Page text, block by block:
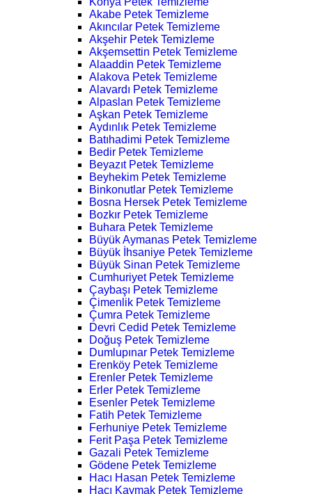
Akabe Petek Temizleme
Akıncılar Petek Temizleme
Akşehir Petek Temizleme
Akşemsettin Petek Temizleme
Alaaddin Petek Temizleme
Alakova Petek Temizleme
Alavardı Petek Temizleme
Alpaslan Petek Temizleme
Aşkan Petek Temizleme
Aydınlık Petek Temizleme
Batıhadimi Petek Temizleme
Bedir Petek Temizleme
Beyazıt Petek Temizleme
Beyhekim Petek Temizleme
Binkonutlar Petek Temizleme
Bosna Hersek Petek Temizleme
Bozkır Petek Temizleme
Buhara Petek Temizleme
Büyük Aymanas Petek Temizleme
Büyük İhsaniye Petek Temizleme
Büyük Sinan Petek Temizleme
Cumhuriyet Petek Temizleme
Çaybaşı Petek Temizleme
Çimenlik Petek Temizleme
Çumra Petek Temizleme
Devri Cedid Petek Temizleme
Doğuş Petek Temizleme
Dumlupınar Petek Temizleme
Erenköy Petek Temizleme
Erenler Petek Temizleme
Erler Petek Temizleme
Esenler Petek Temizleme
Fatih Petek Temizleme
Ferhuniye Petek Temizleme
Ferit Paşa Petek Temizleme
Gazali Petek Temizleme
Gödene Petek Temizleme
Hacı Hasan Petek Temizleme
Hacı Kaymak Petek Temizleme